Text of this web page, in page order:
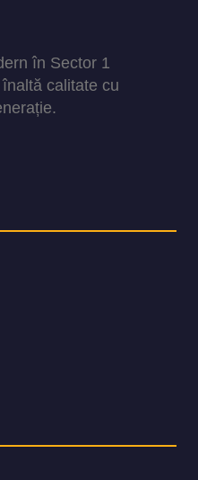
în Sector 1
calitate cu